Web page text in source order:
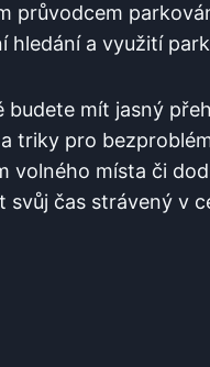
průvodcem
hledání a využití
mít jasný
triky pro
volného místa či
čas strávený‌ v